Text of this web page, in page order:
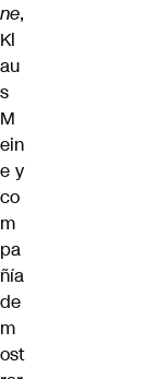
ne,
Kl
au
s
M
ein
e y
co
m
pa
ñía
de
m
ost